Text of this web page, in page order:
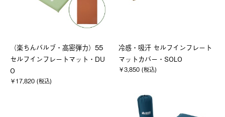
（楽ちんバルブ・高密弾力）55
セルフインフレートマット・DU
O
￥17,820 (税込)
冷感・吸汗 セルフインフレート
マットカバー・SOLO
￥3,850 (税込)